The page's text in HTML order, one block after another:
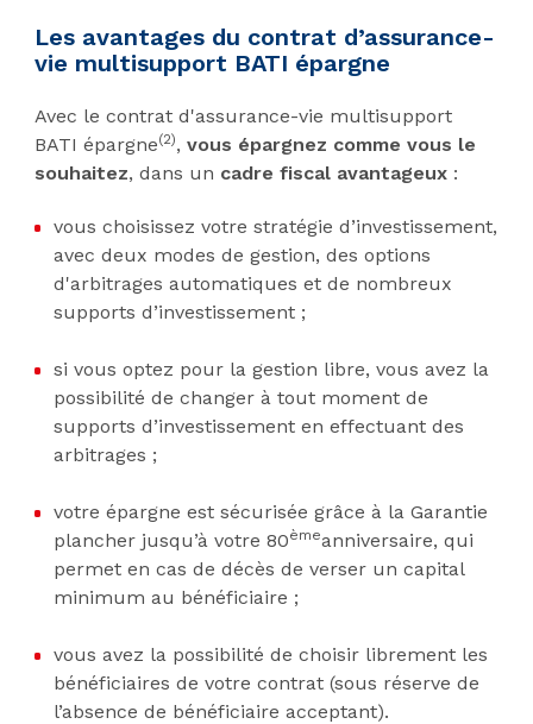
Les avantages du contrat d’assurance-
vie multisupport BATI épargne
Avec le contrat d'assurance-vie multisupport
BATI épargne(2), vous épargnez comme vous le
souhaitez, dans un cadre fiscal avantageux:
vous choisissez votre stratégie d’investissement,
avec deux modes de gestion, des options
d'arbitrages automatiques et de nombreux
supports d’investissement ;
si vous optez pour la gestion libre, vous avez la
possibilité de changer à tout moment de
supports d’investissement en effectuant des
arbitrages ;
votre épargne est sécurisée grâce à la Garantie
plancher jusqu’à votre 80èmeanniversaire, qui
permet en cas de décès de verser un capital
minimum au bénéficiaire ;
vous avez la possibilité de choisir librement les
bénéficiaires de votre contrat (sous réserve de
l’absence de bénéficiaire acceptant).